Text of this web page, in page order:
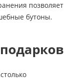
позволяет
бутоны.